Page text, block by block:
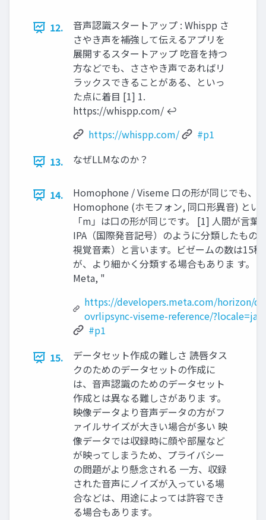
12.
音声認識スタートアップ : Whispp さ
さやき声を補強して伝えるアプリを
展開するスタートアップ 吃音を持つ
方などでも、ささやき声であればリ
ラックスできることがある、といっ
た点に着目 [1] 1.
https://whispp.com/ ↩︎
https://whispp.com/
#p1
13.
なぜLLMなのか？
14.
Homophone / Viseme 口の形が同じでも、
Homophone (ホモフォン, 同口形異音) とい
「m」は口の形が同じです。 [1] 人間が言
IPA（国際発音記号）のように分類したもの
視覚音素）と言います。ビゼームの数は15
が、より細かく分類する場合もありま す。
Meta, "
https://developers.meta.com/horizon/
ovrlipsync-viseme-reference/
#p1
15.
データセット作成の難しさ 読唇タス
クのためのデータセットの作成に
は、音声認識のためのデータセット
作成とは異なる難しさがありま す。
映像データより音声データの方がフ
ァイルサイズが大きい場合が多い 映
像データでは収録時に顔や部屋など
が映ってしまうため、プライバシー
の問題がより懸念される 一方、収録
された音声にノイズが入っている場
合などは、用途によっては許容でき
る場合もあります。